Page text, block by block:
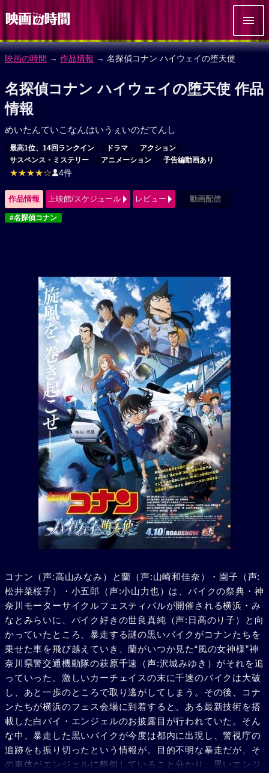
映画の時間 → 作品情報 → 名探偵コナン ハイウェイの堕天使
名探偵コナン ハイウェイの堕天使 作品
情報
めいたんていこなんはいうぇいのだてんし
最高1位、14回ランクイン ドラマ
アクション
サスペンス・ミステリー
アニメーション 予告編動画あり
★★★★☆ 4件
作品情報 上映館/スケジュール レビュー 動画配信
#名探偵コナン
コナン（声:高山みなみ）と蘭（声:山崎和佳奈）・園子（声:
松井菜桜子）・小五郎（声:小山力也）は、バイクの祭典・神
奈川モーターサイクルフェスティバルが開催される横浜・み
なとみらいに、バイク好きの世良真純（声:日髙のり子）と向
かっていたところ、暴走する謎の黒いバイクがコナンたちを
乗せた車を飛び越えていき、蘭がいつか見た“風の女神様”神
奈川県警交通機動隊の萩原千速（声:沢城みゆき）がそれを追
っていった。激しいカーチェイスの末に千速のバイクは大破
し、あと一歩のところで取り逃がしてしまう。その後、コナ
ンたちが横浜のフェス会場に到着すると、ある最新技術を搭
載した白バイ・エンジェルのお披露目が行われていた。そん
な中、暴走した黒いバイクが今度は都内に出現し、警視庁の
追跡をも振り切ったという情報が。目的不明な暴走だが、そ
の車体がエンジェルに酷似していること分かり、黒いエンジ